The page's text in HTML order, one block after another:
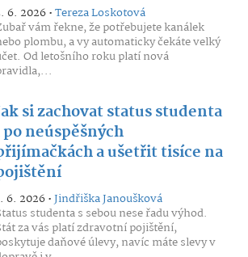
6. 2026 •Tereza Loskotová
vám řekne, že potřebujete kanálek
plombu, a vy automaticky čekáte velký
Od letošního roku platí nová
si zachovat status studenta
neúspěšných
a ušetřit tisíce na
6. 2026 •Jindřiška Janoušková
studenta s sebou nese řadu výhod.
za vás platí zdravotní pojištění,
daňové úlevy, navíc máte slevy v